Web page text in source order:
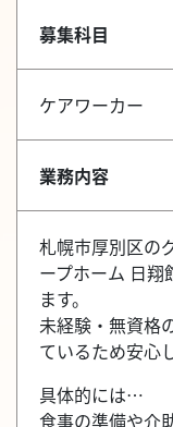
募集科目
ケアワーカー
業務内容
札幌市厚別区の
ープホーム 日翔
ます。
未経験・無資格
ているため安心
具体的には…
食事の準備や介